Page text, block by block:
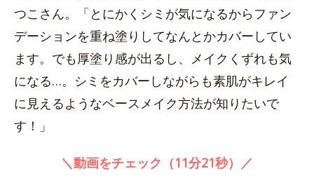
つこさん。「とにかくシミが気になるからファン
デーションを重ね塗りしてなんとかカバーしてい
ます。でも厚塗り感が出るし、メイクくずれも気
になる…。シミをカバーしながらも素肌がキレイ
に見えるようなベースメイク方法が知りたいで
す！」
＼動画をチェック（11分21秒）／